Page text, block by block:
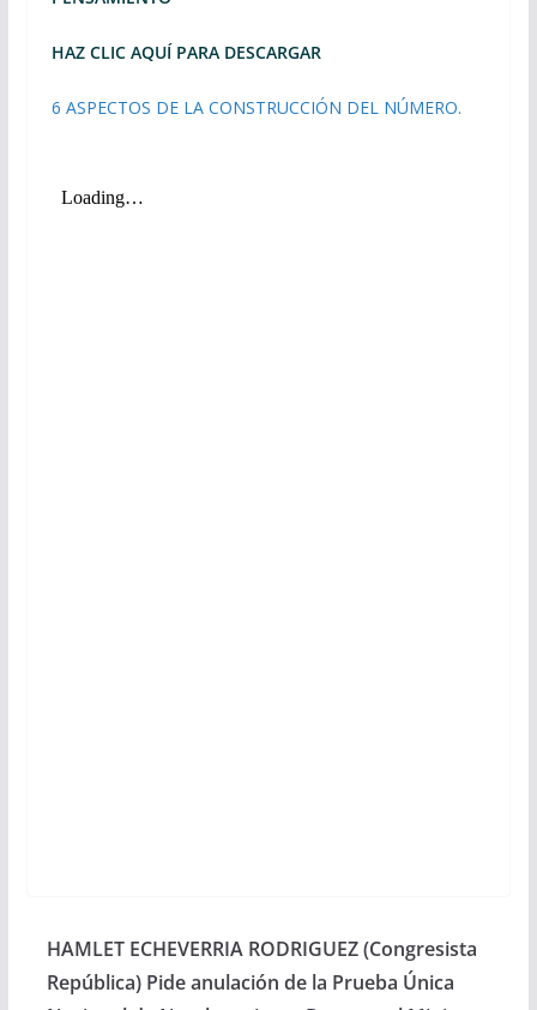
HAZ CLIC AQUÍ PARA DESCARGAR
6 ASPECTOS DE LA CONSTRUCCIÓN DEL NÚMERO.
HAMLET ECHEVERRIA RODRIGUEZ (Congresista
República) Pide anulación de la Prueba Única